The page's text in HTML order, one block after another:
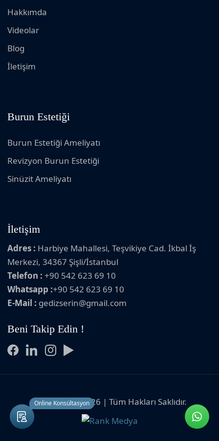
Hakkımda
Videolar
Blog
İletişim
Burun Estetiği
Burun Estetiği Ameliyatı
Revizyon Burun Estetiği
Sinüzit Ameliyatı
İletişim
Adres : Harbiye Mahallesi, Teşvikiye Cad. İkbal İş
Merkezi, 34367 Şişli/İstanbul
Telefon : +90 542 623 69 10
Whatsapp :+90 542 623 69 10
E-Mail : gedizserin@gmail.com
Beni Takip Edin !
Copyright © 2026 | Tüm Hakları Saklıdır.
Online Konsültasyon